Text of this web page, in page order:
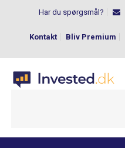
Har du spørgsmål?
Kontakt Bliv Premium